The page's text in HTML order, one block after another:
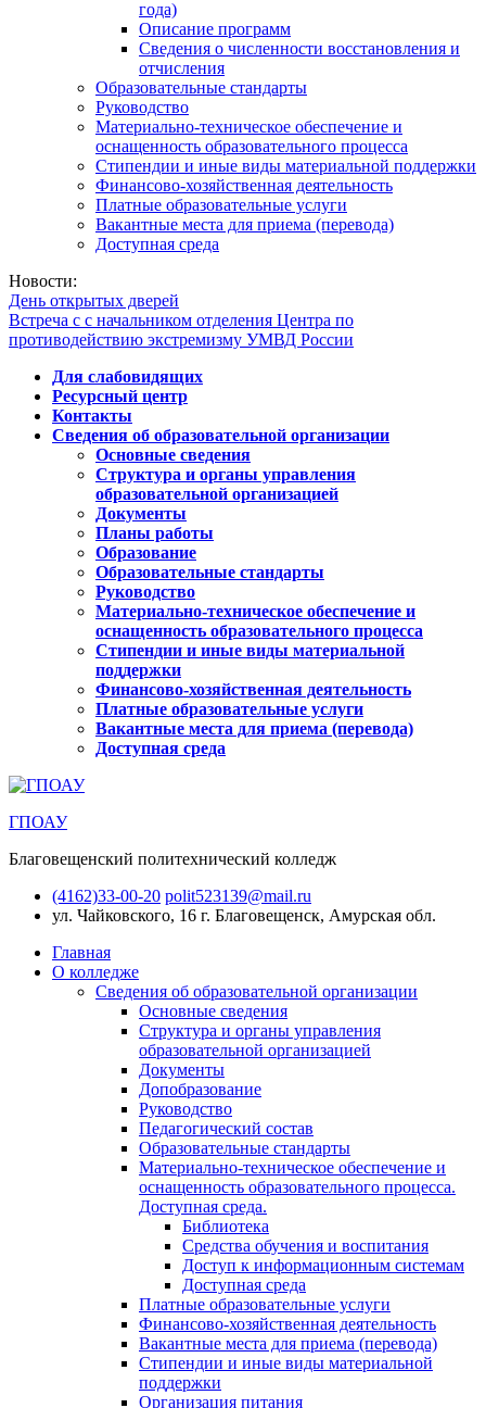
года)
Описание программ
Сведения о численности восстановления и
отчисления
Образовательные стандарты
Руководство
Материально-техническое обеспечение и
оснащенность образовательного процесса
Стипендии и иные виды материальной поддержки
Финансово-хозяйственная деятельность
Платные образовательные услуги
Вакантные места для приема (перевода)
Доступная среда
Новости:
День открытых дверей
Встреча с с начальником отделения Центра по
противодействию экстремизму УМВД России
Для слабовидящих
Ресурсный центр
Контакты
Сведения об образовательной организации
Основные сведения
Структура и органы управления
образовательной организацией
Документы
Планы работы
Образование
Образовательные стандарты
Руководство
Материально-техническое обеспечение и
оснащенность образовательного процесса
Стипендии и иные виды материальной
поддержки
Финансово-хозяйственная деятельность
Платные образовательные услуги
Вакантные места для приема (перевода)
Доступная среда
ГПОАУ
Благовещенский политехнический колледж
(4162)33-00-20 polit523139@mail.ru
ул. Чайковского, 16 г. Благовещенск, Амурская обл.
Главная
О колледже
Сведения об образовательной организации
Основные сведения
Структура и органы управления
образовательной организацией
Документы
Допобразование
Руководство
Педагогический состав
Образовательные стандарты
Материально-техническое обеспечение и
оснащенность образовательного процесса.
Доступная среда.
Библиотека
Средства обучения и воспитания
Доступ к информационным системам
Доступная среда
Платные образовательные услуги
Финансово-хозяйственная деятельность
Вакантные места для приема (перевода)
Стипендии и иные виды материальной
поддержки
Организация питания